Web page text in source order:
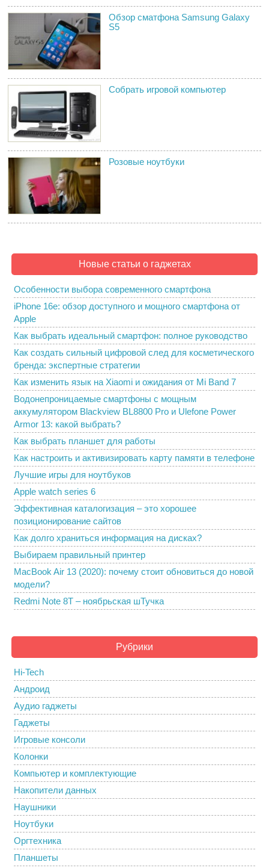
Обзор сматфона Samsung Galaxy
S5
Собрать игровой компьютер
Розовые ноутбуки
Новые статьи о гаджетах
Особенности выбора современного смартфона
iPhone 16e: обзор доступного и мощного смартфона от
Apple
Как выбрать идеальный смартфон: полное руководство
Как создать сильный цифровой след для косметического
бренда: экспертные стратегии
Как изменить язык на Xiaomi и ожидания от Mi Band 7
Водонепроницаемые смартфоны с мощным
аккумулятором Blackview BL8800 Pro и Ulefone Power
Armor 13: какой выбрать?
Как выбрать планшет для работы
Как настроить и активизировать карту памяти в телефоне
Лучшие игры для ноутбуков
Apple watch series 6
Эффективная каталогизация – это хорошее
позиционирование сайтов
Как долго храниться информация на дисках?
Выбираем правильный принтер
MacBook Air 13 (2020): почему стоит обновиться до новой
модели?
Redmi Note 8T – ноябрьская шТучка
Рубрики
Hi-Tech
Андроид
Аудио гаджеты
Гаджеты
Игровые консоли
Колонки
Компьютер и комплектующие
Накопители данных
Наушники
Ноутбуки
Оргтехника
Планшеты